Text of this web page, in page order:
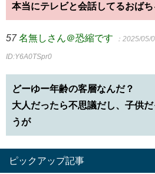
本当にテレビと会話してるおば
57 名無しさん＠恐縮です ：2025/05/
ID:Y6A0TSpr0
どーゆー年齢の客層なんだ？
大人だったら不思議だし、子供
うが
ピックアップ記事